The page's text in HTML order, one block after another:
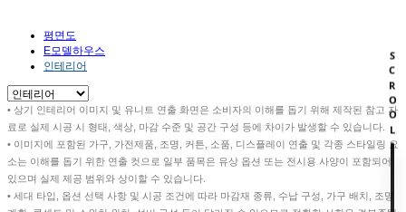
평면도
E모델하우스
인테리어
• 상기 인테리어 이미지 및 유니트 연출 화면은 소비자의 이해를 돕기 위해 제작된 참고 자
료로 실제 시공 시 형태, 색상, 마감 수준 및 공간 구성 등에 차이가 발생할 수 있습니다.
• 이미지에 포함된 가구, 가전제품, 조명, 커튼, 소품, 디스플레이 연출 및 각종 스타일링 요
소는 이해를 돕기 위한 연출 컷으로 일부 품목은 유상 옵션 또는 전시용 사양이 포함되어
있으며 실제 제공 범위와 상이할 수 있습니다.
• 세대 타입, 옵션 선택 사항 및 시공 조건에 따라 마감재 종류, 수납 구성, 가구 배치, 조명
SCROOL